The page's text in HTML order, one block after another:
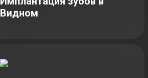
Видном